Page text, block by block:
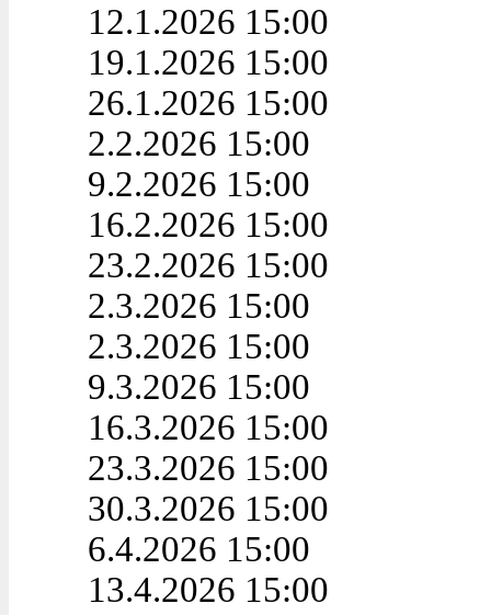
12.1.2026 15:00
19.1.2026 15:00
26.1.2026 15:00
2.2.2026 15:00
9.2.2026 15:00
16.2.2026 15:00
23.2.2026 15:00
2.3.2026 15:00
2.3.2026 15:00
9.3.2026 15:00
16.3.2026 15:00
23.3.2026 15:00
30.3.2026 15:00
6.4.2026 15:00
13.4.2026 15:00